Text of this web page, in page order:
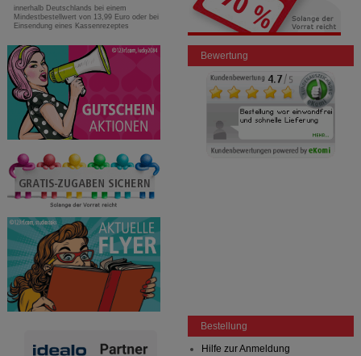
innerhalb Deutschlands bei einem
Mindestbestellwert von 13,99 Euro oder bei
Einsendung eines Kassenrezeptes
Bewertung
Bestellung
Hilfe zur Anmeldung